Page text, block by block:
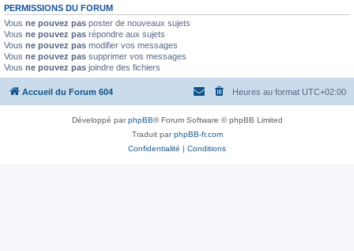
PERMISSIONS DU FORUM
Vous ne pouvez pas poster de nouveaux sujets
Vous ne pouvez pas répondre aux sujets
Vous ne pouvez pas modifier vos messages
Vous ne pouvez pas supprimer vos messages
Vous ne pouvez pas joindre des fichiers
Accueil du Forum 604 Heures au format UTC+02:00
Développé parphpBB® Forum Software © phpBB Limited
Traduit parphpBB-fr.com
Confidentialité | Conditions